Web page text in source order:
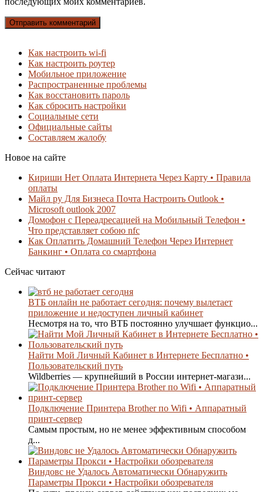
Как настроить wi-fi
Как настроить роутер
Мобильное приложение
Распространенные проблемы
Как восстановить пароль
Как сбросить настройки
Социальные сети
Официальные сайты
Составляем жалобу
Новое на сайте
Кириши Нет Оплата Интернета Через Карту • Правила
оплаты
Майл ру Для Бизнеса Почта Настроить Outlook •
Microsoft outlook 2007
Домофон с Переадресацией на Мобильный Телефон •
Что представляет собою nfc
Как Оплатить Домашний Телефон Через Интернет
Банкинг • Оплата со смартфона
Сейчас читают
ВТБ онлайн не работает сегодня: почему вылетает
приложение и недоступен личный кабинет
Несмотря на то, что ВТБ постоянно улучшает функцио...
Найти Мой Личный Кабинет в Интернете Бесплатно •
Пользовательский путь
Wildberries — крупнейший в России интернет-магази...
Подключение Принтера Brother по Wifi • Аппаратный
принт-сервер
Самым простым, но не менее эффективным способом
д...
Виндовс не Удалось Автоматически Обнаружить
Параметры Прокси • Настройки обозревателя